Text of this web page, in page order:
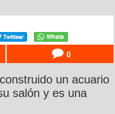
0
un acuario
salón y es una